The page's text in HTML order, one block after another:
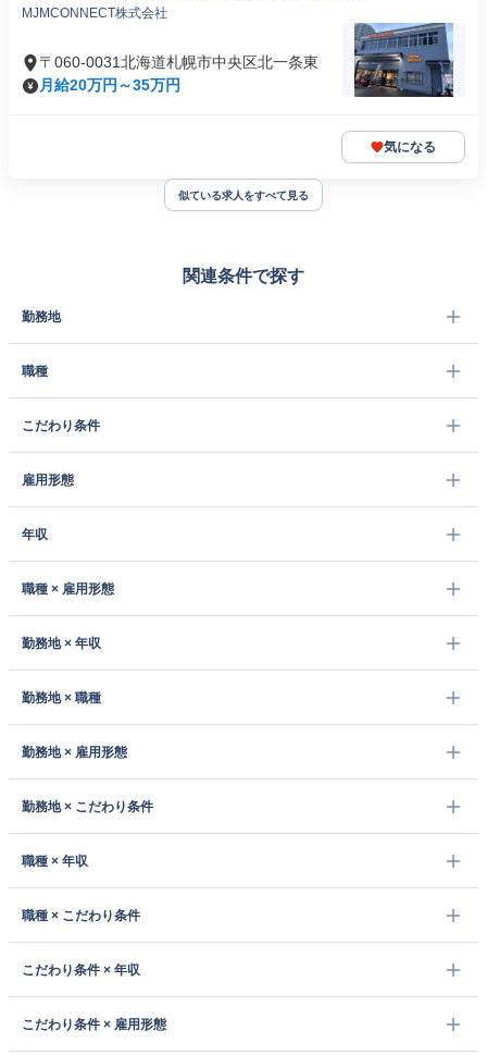
MJMCONNECT株式会社
〒060-0031北海道札幌市中央区北一条東
月給20万円～35万円
気になる
似ている求人をすべて見る
関連条件で探す
勤務地
職種
こだわり条件
雇用形態
年収
職種 × 雇用形態
勤務地 × 年収
勤務地 × 職種
勤務地 × 雇用形態
勤務地 × こだわり条件
職種 × 年収
職種 × こだわり条件
こだわり条件 × 年収
こだわり条件 × 雇用形態